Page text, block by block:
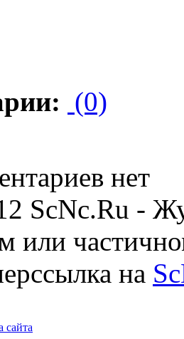
(0)
нет
ScNc.Ru -
или
на
сайта